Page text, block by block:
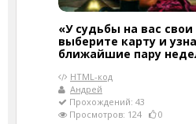
«У судьбы на вас
выберите карту и
ближайшие пару
HTML-код
Андрей
Прохождений: 43
Просмотров: 124
0